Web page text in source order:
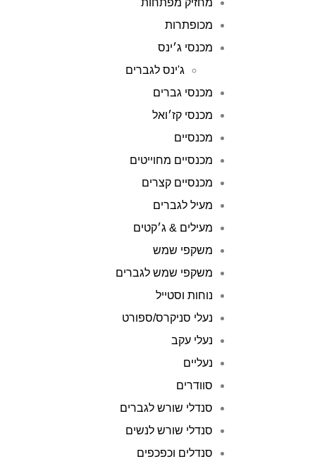
מחזיק מפתחות
מכופתרות
מכנסי ג׳ינס
ג'ינס לגברים
מכנסי גברים
מכנסי קז׳ואל
מכנסיים
מכנסיים מחוייטים
מכנסיים קצרים
מעיל לגברים
מעילים & ג׳קטים
משקפי שמש
משקפי שמש לגברים
נוחות וסטייל
נעלי סניקרס/ספורט
נעלי עקב
נעליים
סוודרים
סנדלי שורש לגברים
סנדלי שורש לנשים
סנדלים וכפכפים